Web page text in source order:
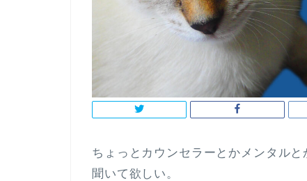
ちょっとカウンセラーとかメンタル
聞いて欲しい。